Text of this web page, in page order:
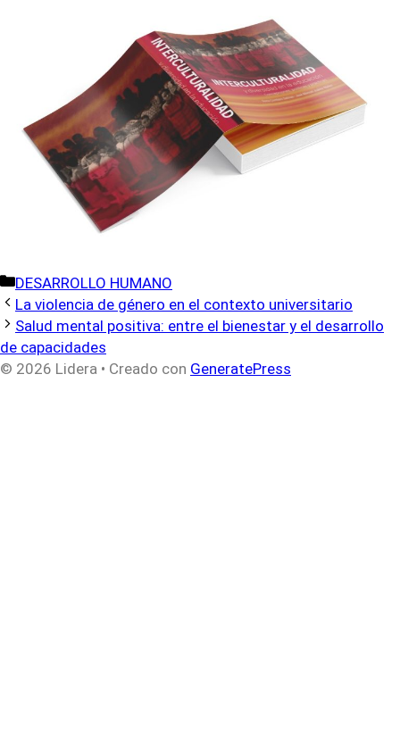
Categorías
DESARROLLO HUMANO
La violencia de género en el contexto universitario
Salud mental positiva: entre el bienestar y el desarrollo
de capacidades
© 2026 Lidera • Creado con GeneratePress